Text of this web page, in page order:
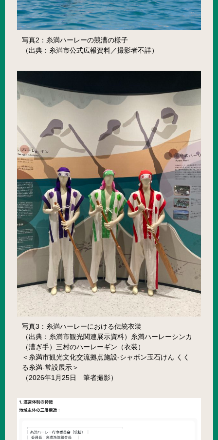
写真2：糸満ハーレーの競漕の様子
（出典：糸満市公式広報資料／撮影者不詳）
写真3：糸満ハーレーにおける伝統衣装
（出典：糸満市観光関連展示資料）糸満ハーレーシンカ
（漕ぎ手）三村のハーレーギン（衣装）
＜糸満市観光文化交流拠点施設-シャボン玉石けん くく
る糸満-常設展示＞
（2026年1月25日 筆者撮影）